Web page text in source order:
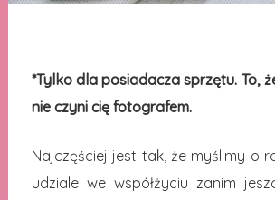
*Tylko dla posiadacza sprzętu. To,
nie czyni cię fotografem.
Najczęściej jest tak, że myślimy o
udziale we współżyciu zanim